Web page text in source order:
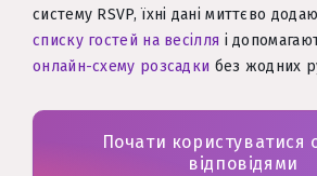
систему RSVP, їхні дані миттєво
списку гостей на весілля і
онлайн-схему розсадки без жодних
Почати користуватися
відповідями